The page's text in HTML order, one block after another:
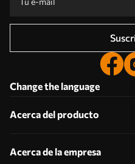
Change the language
Acerca del producto
Acerca de la empresa